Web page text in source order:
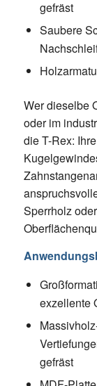
gefräst
Saubere
Wer dieselbe
oder im
die T-Rex:
Sperrholz
exzellente
gefräst